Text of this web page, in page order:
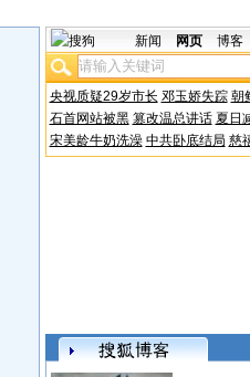
新闻 网页 博客
央视质疑29岁市长 邓玉娇失踪 朝
石首网站被黑 篡改温总讲话 夏日
宋美龄牛奶洗澡 中共卧底结局 慈